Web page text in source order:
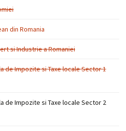
din Romania
si Industrie a Romaniei
de Impozite si Taxe locale Sector 1
de Impozite si Taxe locale Sector 2